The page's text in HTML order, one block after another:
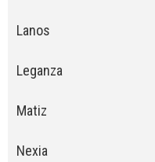
Lanos
Leganza
Matiz
Nexia